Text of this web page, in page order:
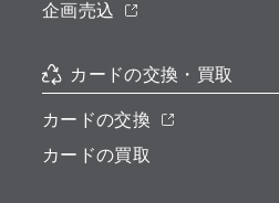
企画売込
カードの交換・買取
カードの交換
カードの買取